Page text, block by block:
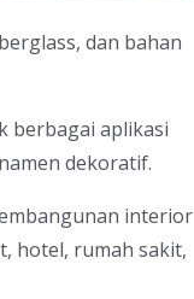
dan bahan
berbagai aplikasi
dekoratif.
interior
hotel, rumah sakit,